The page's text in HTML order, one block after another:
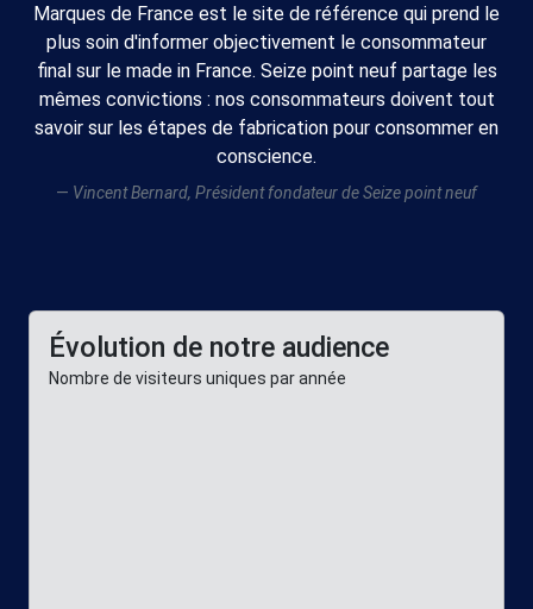
Marques de France est le site de référence qui prend le
plus soin d'informer objectivement le consommateur
final sur le made in France. Seize point neuf partage les
mêmes convictions : nos consommateurs doivent tout
savoir sur les étapes de fabrication pour consommer en
conscience.
Vincent Bernard, Président fondateur de Seize point neuf
Évolution de notre audience
Nombre de visiteurs uniques par année